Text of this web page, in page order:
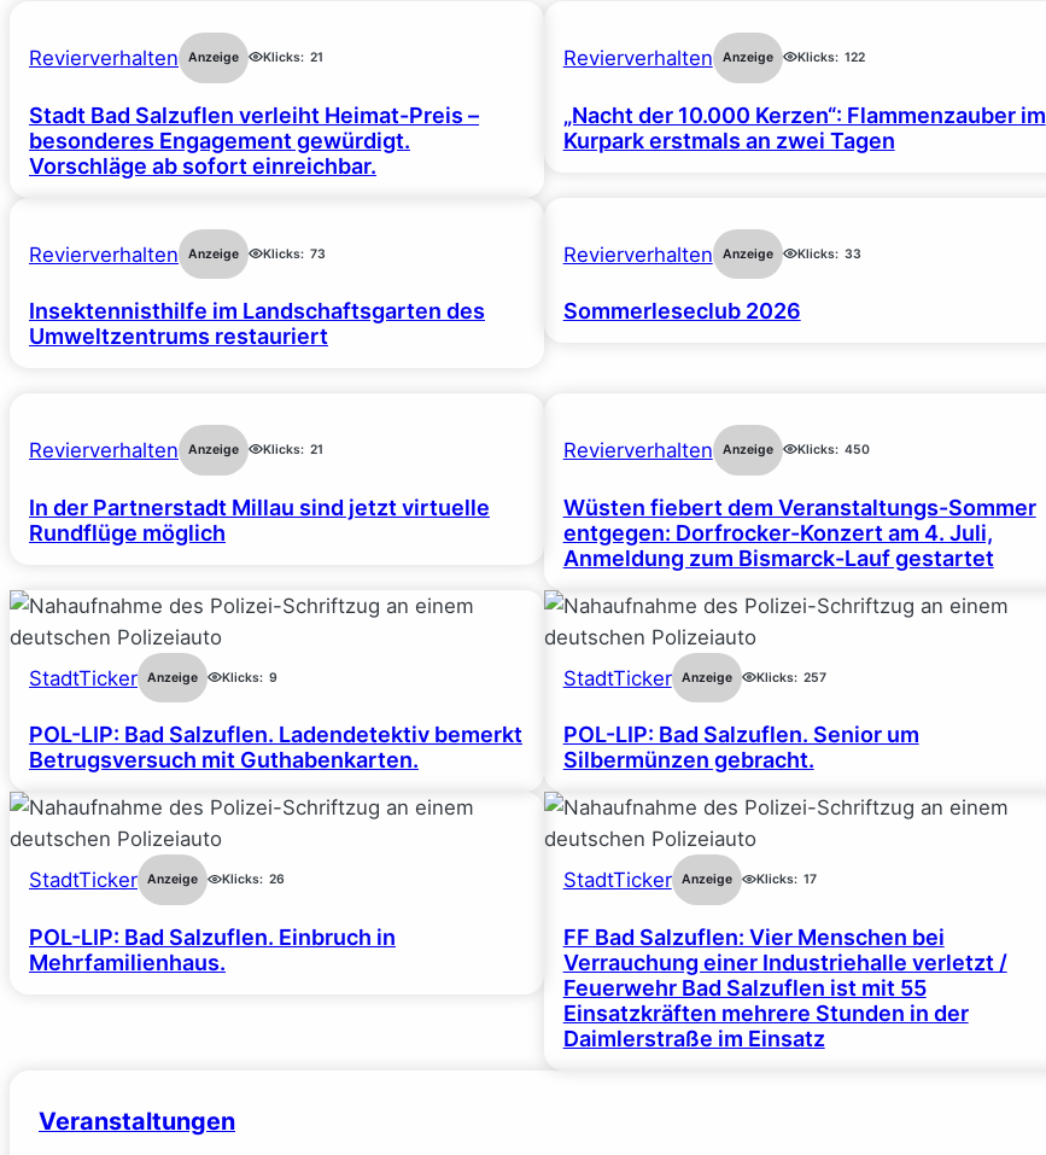
Revierverhalten Anzeige Klicks: 21
Stadt Bad Salzuflen verleiht Heimat-Preis –
besonderes Engagement gewürdigt.
Vorschläge ab sofort einreichbar.
Revierverhalten Anzeige Klicks: 122
„Nacht der 10.000 Kerzen“: Flammenzauber im
Kurpark erstmals an zwei Tagen
Revierverhalten Anzeige Klicks: 73
Insektennisthilfe im Landschaftsgarten des
Umweltzentrums restauriert
Revierverhalten Anzeige Klicks: 33
Sommerleseclub 2026
Revierverhalten Anzeige Klicks: 21
In der Partnerstadt Millau sind jetzt virtuelle
Rundflüge möglich
Revierverhalten Anzeige Klicks: 450
Wüsten fiebert dem Veranstaltungs-Sommer
entgegen: Dorfrocker-Konzert am 4. Juli,
Anmeldung zum Bismarck-Lauf gestartet
StadtTicker Anzeige Klicks: 9
POL-LIP: Bad Salzuflen. Ladendetektiv bemerkt
Betrugsversuch mit Guthabenkarten.
StadtTicker Anzeige Klicks: 257
POL-LIP: Bad Salzuflen. Senior um
Silbermünzen gebracht.
StadtTicker Anzeige Klicks: 26
POL-LIP: Bad Salzuflen. Einbruch in
Mehrfamilienhaus.
StadtTicker Anzeige Klicks: 17
FF Bad Salzuflen: Vier Menschen bei
Verrauchung einer Industriehalle verletzt /
Feuerwehr Bad Salzuflen ist mit 55
Einsatzkräften mehrere Stunden in der
Daimlerstraße im Einsatz
Veranstaltungen